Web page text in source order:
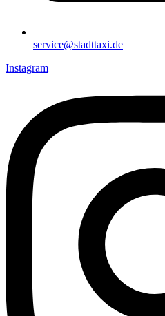
service@stadttaxi.de
Instagram